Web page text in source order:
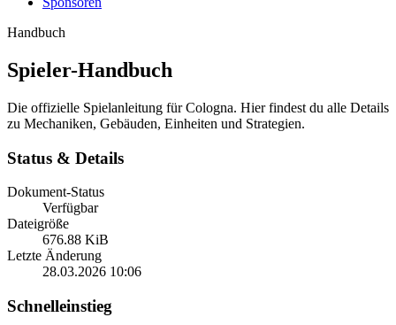
Handbuch
Spieler-Handbuch
Die offizielle Spielanleitung für Cologna. Hier findest du alle Details
zu Mechaniken, Gebäuden, Einheiten und Strategien.
Status & Details
Dokument-Status
Verfügbar
Dateigröße
676.88 KiB
Letzte Änderung
28.03.2026 10:06
Schnelleinstieg